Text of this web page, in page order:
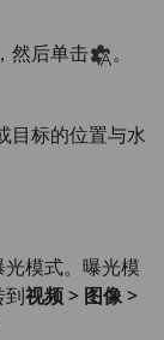
，然后单击
。
目标的位置与水
模式。曝光模
到视频 > 图像 >